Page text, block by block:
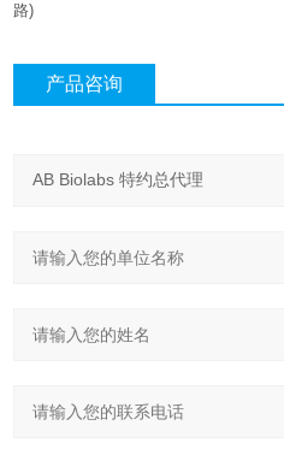
路)
产品咨询